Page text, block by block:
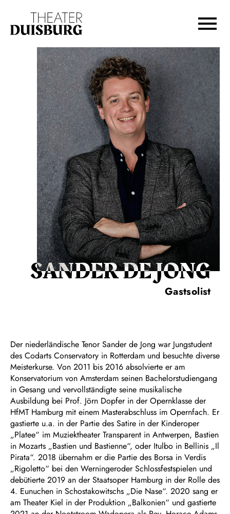
Zur Hauptnavigation springen
Zum Footer springen
SANDER DE JONG
Gastsolist
Der niederländische Tenor Sander de Jong war Jungstudent
des Codarts Conservatory in Rotterdam und besuchte diverse
Meisterkurse. Von 2011 bis 2016 absolvierte er am
Konservatorium von Amsterdam seinen Bachelorstudiengang
in Gesang und vervollständigte seine musikalische
Ausbildung bei Prof. Jörn Dopfer in der Opernklasse der
HfMT Hamburg mit einem Masterabschluss im Opernfach. Er
gastierte u.a. in der Partie des Satire in der Kinderoper
„Platee“ im Muziektheater Transparent in Antwerpen, Bastien
in Mozarts „Bastien und Bastienne“, oder Itulbo in Bellinis „Il
Pirata“. 2018 übernahm er die Partie des Borsa in Verdis
„Rigoletto“ bei den Werningeroder Schlossfestspielen und
debütierte 2019 an der Staatsoper Hamburg in der Rolle des
4. Eunuchen in Schostakowitschs „Die Nase“. 2020 sang er
am Theater Kiel in der Produktion „Balkonien“ und gastierte